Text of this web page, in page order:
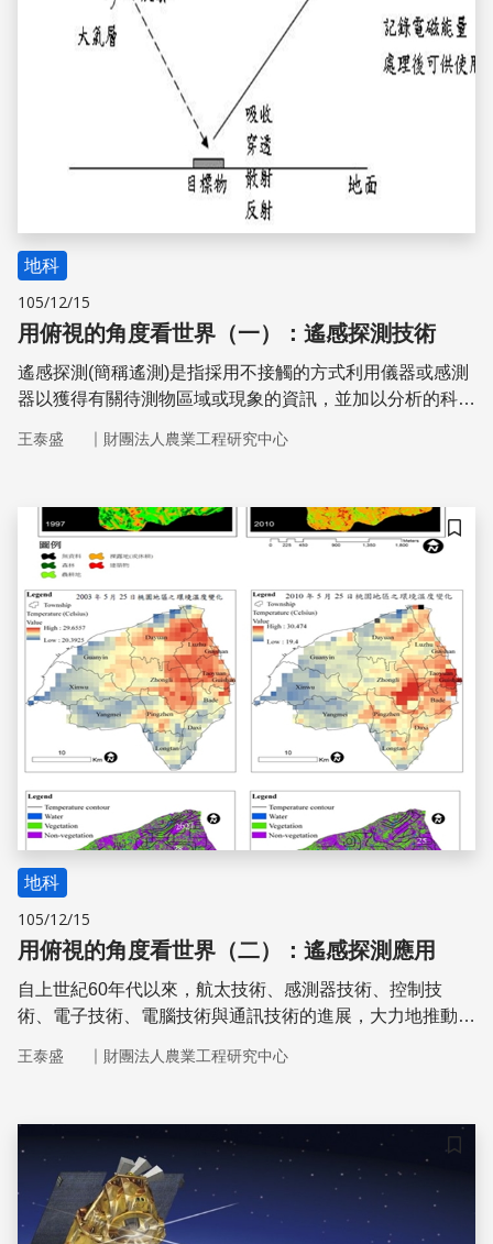
地科
105/12/15
用俯視的角度看世界（一）：遙感探測技術
遙感探測(簡稱遙測)是指採用不接觸的方式利用儀器或感測
器以獲得有關待測物區域或現象的資訊，並加以分析的科學
與分析目標性質的技術；狹義是指在高空和外層空間的各種
輸和處理，從而實現研究地物的形狀、大小、位置與性質及
其關係的一門現代化應用技術科學
王泰盛 ｜ 財團法人農業工程研究中心
儲存
地科
105/12/15
用俯視的角度看世界（二）：遙感探測應用
自上世紀60年代以來，航太技術、感測器技術、控制技
術、電子技術、電腦技術與通訊技術的進展，大力地推動了
遙測平台連續不斷地在多尺度上對地球進行觀測，各種先進
王泰盛 ｜ 財團法人農業工程研究中心
儲存